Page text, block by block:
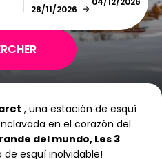
WED THU FRI SAT
2 3 4 5
, una estación de esquí
en el corazón del
del mundo, Les 3
de esquí inolvidable!